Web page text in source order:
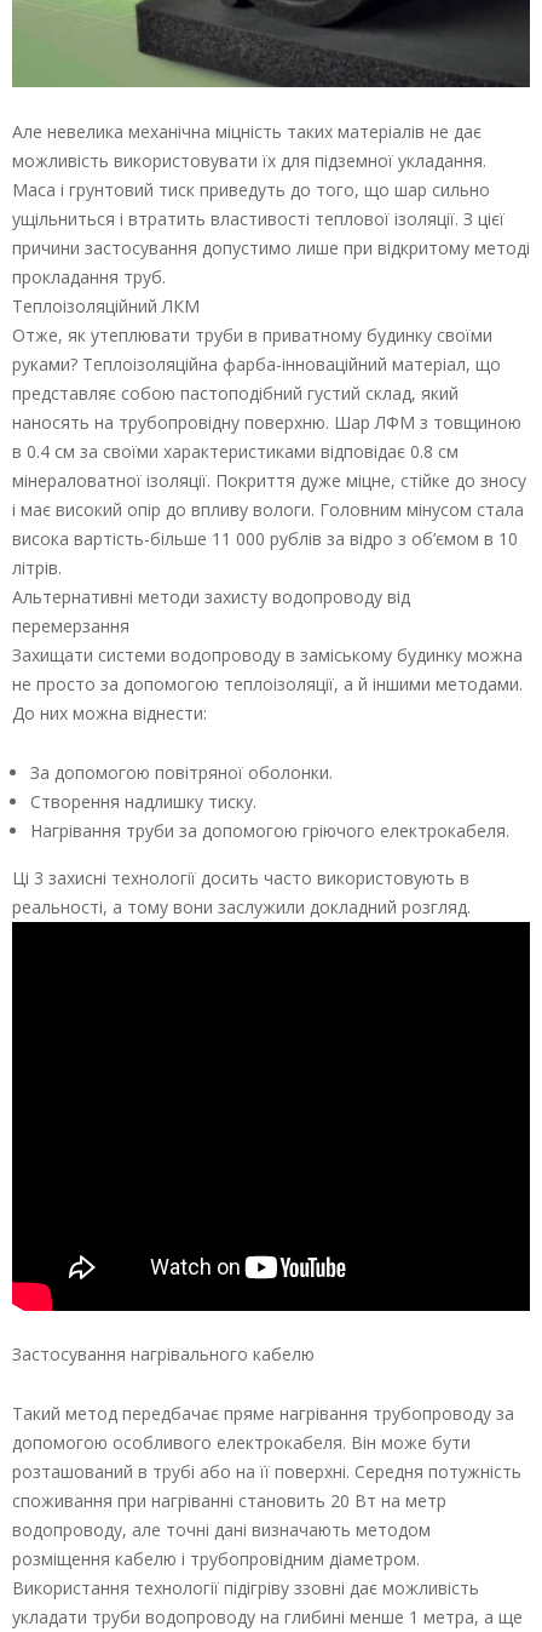
Але невелика механічна міцність таких матеріалів не дає
можливість використовувати їх для підземної укладання.
Маса і грунтовий тиск приведуть до того, що шар сильно
ущільниться і втратить властивості теплової ізоляції. З цієї
причини застосування допустимо лише при відкритому методі
прокладання труб.
Теплоізоляційний ЛКМ
Отже, як утеплювати труби в приватному будинку своїми
руками? Теплоізоляційна фарба-інноваційний матеріал, що
представляє собою пастоподібний густий склад, який
наносять на трубопровідну поверхню. Шар ЛФМ з товщиною
в 0.4 см за своїми характеристиками відповідає 0.8 см
мінераловатної ізоляції. Покриття дуже міцне, стійке до зносу
і має високий опір до впливу вологи. Головним мінусом стала
висока вартість-більше 11 000 рублів за відро з об’ємом в 10
літрів.
Альтернативні методи захисту водопроводу від
перемерзання
Захищати системи водопроводу в заміському будинку можна
не просто за допомогою теплоізоляції, а й іншими методами.
До них можна віднести:
За допомогою повітряної оболонки.
Створення надлишку тиску.
Нагрівання труби за допомогою гріючого електрокабеля.
Ці 3 захисні технології досить часто використовують в
реальності, а тому вони заслужили докладний розгляд.
Застосування нагрівального кабелю
Такий метод передбачає пряме нагрівання трубопроводу за
допомогою особливого електрокабеля. Він може бути
розташований в трубі або на її поверхні. Середня потужність
споживання при нагріванні становить 20 Вт на метр
водопроводу, але точні дані визначають методом
розміщення кабелю і трубопровідним діаметром.
Використання технології підігріву ззовні дає можливість
укладати труби водопроводу на глибині менше 1 метра, а ще